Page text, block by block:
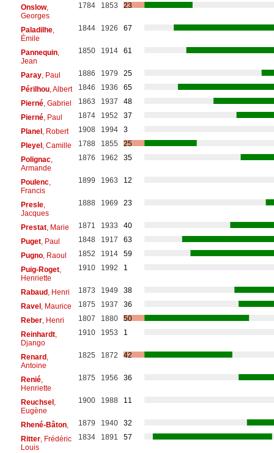
Onslow,
Georges
1784 1853 23
Paladilhe,
Émile
1844 1926 67
Pannequin,
Jean
1850 1914 61
Paray, Paul 1886 1979
25
Périlhou, Albert 1846 1936
65
Pierné, Gabriel 1863 1937
48
Pierné, Paul 1874 1952
37
Planel, Robert 1908 1994
3
Pleyel, Camille 1788 1855
25
Polignac,
Armande
1876 1962 35
Poulenc,
Francis
1899 1963 12
Presle,
Jacques
1888 1969 23
Prestat, Marie 1871 1933
40
Puget, Paul 1848 1917
63
Pugno, Raoul 1852 1914
59
Puig-Roget,
Henriette
1910 1992 1
Rabaud, Henri 1873 1949
38
Ravel, Maurice 1875 1937
36
Reber, Henri 1807 1880
50
Reinhardt,
Django
1910 1953 1
Renard,
Antoine
1825 1872 42
Renié,
Henriette
1875 1956 36
Reuchsel,
Eugène
1900 1988 11
Rhené-Bâton, 1879 1940
32
Ritter, Frédéric
Louis
1834 1891 57